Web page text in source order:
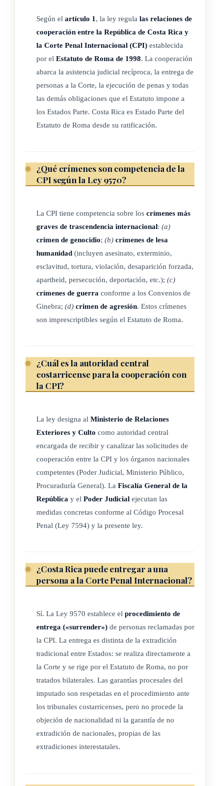
pueda celebrar con la Corte Penal Internacional.
ARTÍCULO 2
Ley aplicable
Las cuestiones relativas a la cooperación con la Corte Penal
Internacional, no expresamente regidas en el Estatuto de
Roma de la Corte Penal Internacional, aprobado por la Ley
ley, se regirán por los principios generales del derecho, la
costumbre internacional, las disposiciones del derecho penal
derecho internacional de los
derechos humanos
, en su defecto
la legislación sustantiva y procesal nacional vigente y la
jurisprudencia de tribunales nacionales en la materia.
Conceptos y definiciones
Para efectos de esta ley, se tienen por incorporados los
ARTÍCULO 4
La interpretación de las regulaciones, disposiciones y demás
contenido del Estatuto de Roma se hará conforme a la
jurisprudencia y los criterios emitidos por la Corte Penal
Internacional. En caso de no existir jurisprudencia o criterios
sobre una regulación o disposición del Estatuto, deberán
observarse los principios generales del derecho, la costumbre
internacional, los instrumentos de derecho penal
internacional, el derecho internacional humanitario y el
ARTÍCULO 5
La presente ley se aplicará, en lo que corresponda:
a) A cualquier solicitud hecha por la Corte Penal
Internacional que refiera a personas que estén siendo
procesadas ante la Corte Penal Internacional y/o a hechos
que se investigan y que se hayan cometido antes o
después de la fecha en que esta ley entre en vigor.
Según el artículo 1 , la ley regula las relaciones de
cooperación entre la República de Costa Rica y
la Corte Penal Internacional (CPI) establecida
por el Estatuto de Roma de 1998. La cooperación
abarca la asistencia judicial recíproca, la entrega de
personas a la Corte, la ejecución de penas y todas
las demás obligaciones que el Estatuto impone a
los Estados Parte. Costa Rica es Estado Parte del
Estatuto de Roma desde su ratificación.
¿Qué crímenes son competencia de la
CPI según la Ley 9570?
La CPI tiene competencia sobre los crímenes más
graves de trascendencia internacional: (a)
crimen de genocidio; (b) crímenes de lesa
humanidad (incluyen asesinato, exterminio,
esclavitud, tortura, violación, desaparición forzada,
apartheid, persecución, deportación, etc.); (c)
crímenes de guerra conforme a los Convenios de
Ginebra; (d) crimen de agresión. Estos crímenes
son imprescriptibles según el Estatuto de Roma.
¿Cuál es la autoridad central
costarricense para la cooperación con
la CPI?
La ley designa al Ministerio de Relaciones
Exteriores y Culto como autoridad central
encargada de recibir y canalizar las solicitudes de
cooperación entre la CPI y los órganos nacionales
competentes (Poder Judicial, Ministerio Público,
Procuraduría General). La Fiscalía General de la
República y el Poder Judicial ejecutan las
medidas concretas conforme al Código Procesal
Penal (Ley 7594) y la presente ley.
¿Costa Rica puede entregar a una
persona a la Corte Penal Internacional?
Sí. La Ley 9570 establece el procedimiento de
entrega («surrender») de personas reclamadas por
la CPI. La entrega es distinta de la extradición
tradicional entre Estados: se realiza directamente a
la Corte y se rige por el Estatuto de Roma, no por
tratados bilaterales. Las garantías procesales del
imputado son respetadas en el procedimiento ante
los tribunales costarricenses, pero no procede la
objeción de nacionalidad ni la garantía de no
extradición de nacionales, propias de las
extradiciones interestatales.